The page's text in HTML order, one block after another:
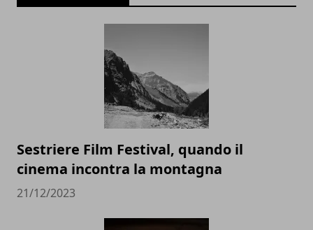
Sestriere Film Festival, quando il
cinema incontra la montagna
21/12/2023